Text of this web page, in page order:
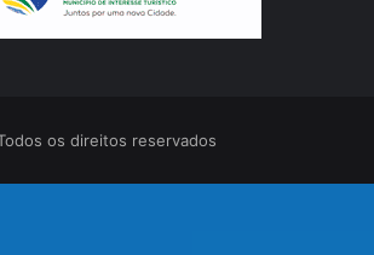
os direitos reservados